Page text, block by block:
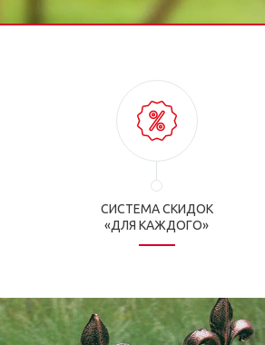
СИСТЕМА СКИДОК
«ДЛЯ КАЖДОГО»